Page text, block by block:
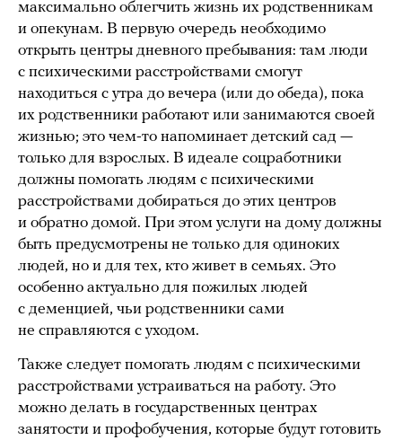
максимально облегчить жизнь их родственникам
и опекунам. В первую очередь необходимо
открыть центры дневного пребывания: там люди
с психическими расстройствами смогут
находиться с утра до вечера (или до обеда), пока
их родственники работают или занимаются своей
жизнью; это чем-то напоминает детский сад —
только для взрослых. В идеале соцработники
должны помогать людям с психическими
расстройствами добираться до этих центров
и обратно домой. При этом услуги на дому должны
быть предусмотрены не только для одиноких
людей, но и для тех, кто живет в семьях. Это
особенно актуально для пожилых людей
с деменцией, чьи родственники сами
не справляются с уходом.
Также следует помогать людям с психическими
расстройствами устраиваться на работу. Это
можно делать в государственных центрах
занятости и профобучения, которые будут готовить